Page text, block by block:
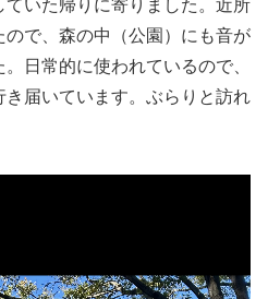
いた帰りに寄りました。近所
で、森の中（公園）にも音が
日常的に使われているので、
届いています。ぶらりと訪れ